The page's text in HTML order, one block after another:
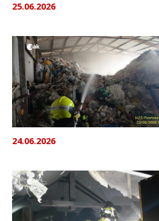
25.06.2026
24.06.2026